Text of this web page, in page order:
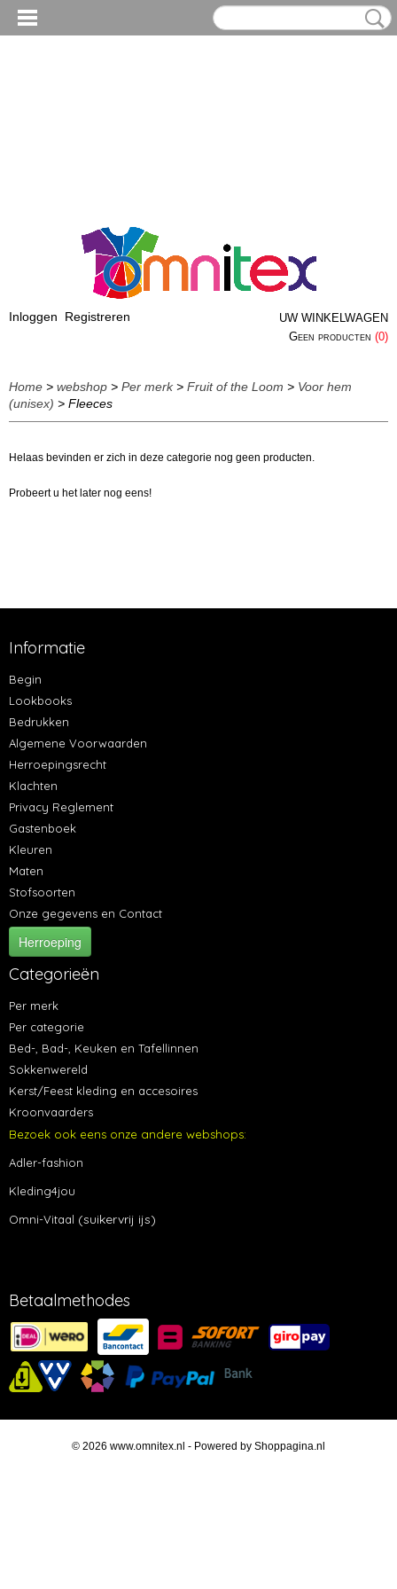
Inloggen Registreren
UW WINKELWAGEN
Geen producten (0)
Home > webshop > Per merk> Fruit of the Loom > Voor hem
(unisex) > Fleeces
Helaas bevinden er zich in deze categorie nog geen producten.
Probeert u het later nog eens!
Informatie
Begin
Lookbooks
Bedrukken
Algemene Voorwaarden
Herroepingsrecht
Klachten
Privacy Reglement
Gastenboek
Kleuren
Maten
Stofsoorten
Onze gegevens en Contact
Herroeping
Categorieën
Per merk
Per categorie
Bed-, Bad-, Keuken en Tafellinnen
Sokkenwereld
Kerst/Feest kleding en accesoires
Kroonvaarders
Bezoek ook eens onze andere webshops:
Adler-fashion
Kleding4jou
Omni-Vitaal (suikervrij ijs)
Betaalmethodes
© 2026 www.omnitex.nl - Powered by Shoppagina.nl